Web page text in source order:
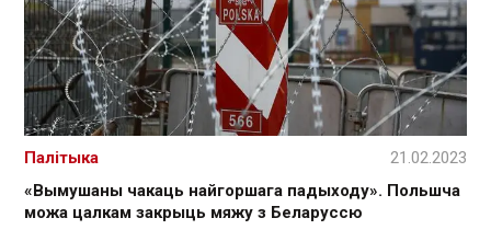
«Вымушаны чакаць найгоршага падыходу». Польшча
можа цалкам закрыць мяжу з Беларуссю
Палітыка 21.02.2023